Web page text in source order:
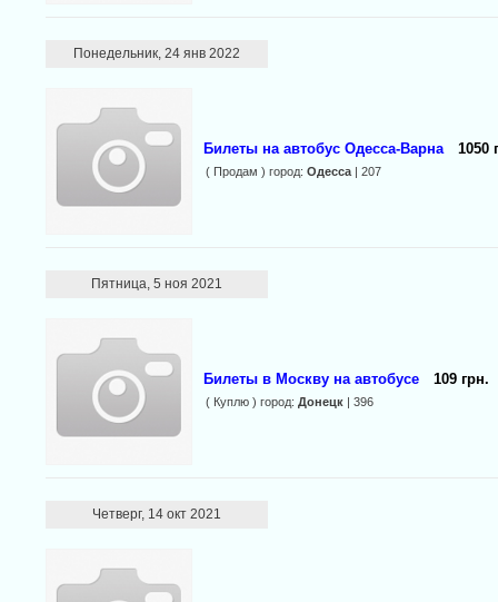
Понедельник, 24 янв 2022
Билеты на автобус Одесса-Варна 1050
( Продам ) город: Одесса| 207
Пятница, 5 ноя 2021
Билеты в Москву на автобусе 109 грн.
( Куплю ) город: Донецк| 396
Четверг, 14 окт 2021